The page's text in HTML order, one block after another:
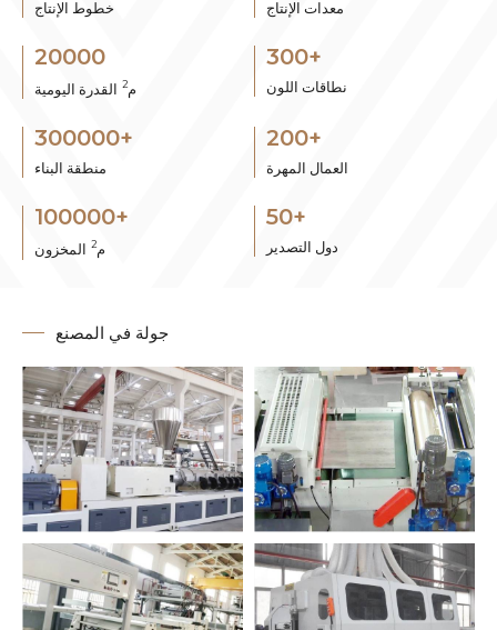
خطوط الإنتاج معدات الإنتاج
20000
م2 القدرة اليومية
300+
نطاقات اللون
300000+
منطقة البناء
200+
العمال المهرة
100000+
م2 المخزون
50+
دول التصدير
جولة في المصنع